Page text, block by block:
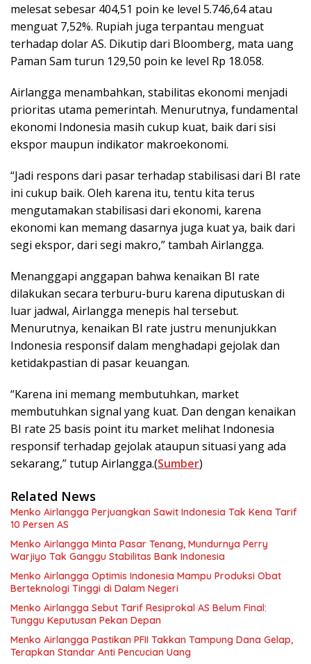
melesat sebesar 404,51 poin ke level 5.746,64 atau
menguat 7,52%. Rupiah juga terpantau menguat
terhadap dolar AS. Dikutip dari Bloomberg, mata uang
Paman Sam turun 129,50 poin ke level Rp 18.058.
Airlangga menambahkan, stabilitas ekonomi menjadi
prioritas utama pemerintah. Menurutnya, fundamental
ekonomi Indonesia masih cukup kuat, baik dari sisi
ekspor maupun indikator makroekonomi.
“Jadi respons dari pasar terhadap stabilisasi dari BI rate
ini cukup baik. Oleh karena itu, tentu kita terus
mengutamakan stabilisasi dari ekonomi, karena
ekonomi kan memang dasarnya juga kuat ya, baik dari
segi ekspor, dari segi makro,” tambah Airlangga.
Menanggapi anggapan bahwa kenaikan BI rate
dilakukan secara terburu-buru karena diputuskan di
luar jadwal, Airlangga menepis hal tersebut.
Menurutnya, kenaikan BI rate justru menunjukkan
Indonesia responsif dalam menghadapi gejolak dan
ketidakpastian di pasar keuangan.
“Karena ini memang membutuhkan, market
membutuhkan signal yang kuat. Dan dengan kenaikan
BI rate 25 basis point itu market melihat Indonesia
responsif terhadap gejolak ataupun situasi yang ada
sekarang,” tutup Airlangga.(Sumber)
Related News
Menko Airlangga Perjuangkan Sawit Indonesia Tak Kena Tarif
10 Persen AS
Menko Airlangga Minta Pasar Tenang, Mundurnya Perry
Warjiyo Tak Ganggu Stabilitas Bank Indonesia
Menko Airlangga Optimis Indonesia Mampu Produksi Obat
Berteknologi Tinggi di Dalam Negeri
Menko Airlangga Sebut Tarif Resiprokal AS Belum Final:
Tunggu Keputusan Pekan Depan
Menko Airlangga Pastikan PFII Takkan Tampung Dana Gelap,
Terapkan Standar Anti Pencucian Uang